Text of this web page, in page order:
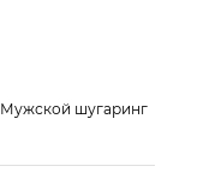
Мужской шугаринг